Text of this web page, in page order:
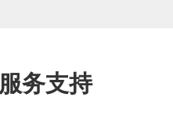
服务支持